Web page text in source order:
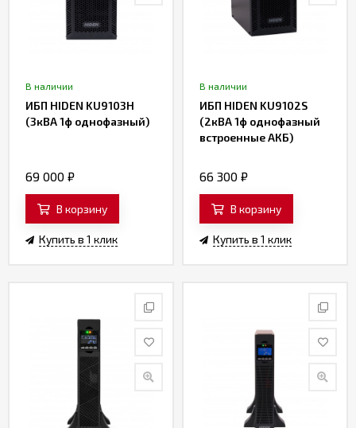
В наличии
ИБП HIDEN KU9103H
(3кВА 1ф однофазный)
69 000 ₽
В корзину
Купить в 1 клик
В наличии
ИБП HIDEN KU9102S
(2кВА 1ф однофазный
встроенные АКБ)
66 300 ₽
В корзину
Купить в 1 клик